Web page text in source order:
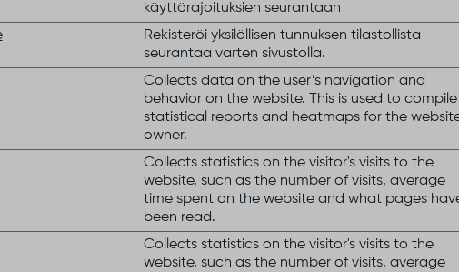
käyttörajoituksien seurantaan
Rekisteröi yksilöllisen tunnuksen tilastollista
seurantaa varten sivustolla.
Collects data on the user’s navigation and
behavior on the website. This is used to compile
statistical reports and heatmaps for the
owner.
Collects statistics on the visitor's visits to the
website, such as the number of visits, average
time spent on the website and what pages
been read.
Collects statistics on the visitor's visits to the
website, such as the number of visits, average